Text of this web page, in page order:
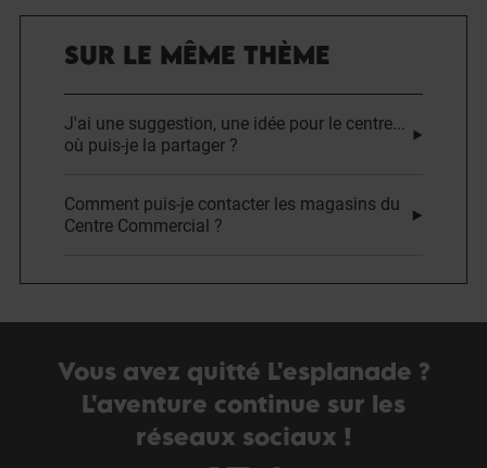
SUR LE MÊME THÈME
J'ai une suggestion, une idée pour le centre...
où puis-je la partager ?
Comment puis-je contacter les magasins du
Centre Commercial ?
Vous avez quitté L'esplanade ?
L'aventure continue sur les
réseaux sociaux !